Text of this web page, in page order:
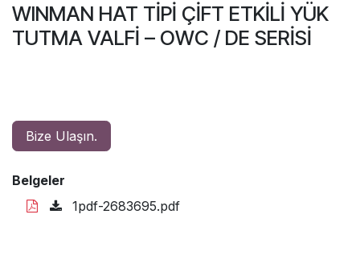
WINMAN HAT TİPİ ÇİFT ETKİLİ YÜK
TUTMA VALFİ – OWC / DE SERİSİ
Bize Ulaşın.
Belgeler
1pdf-2683695.pdf